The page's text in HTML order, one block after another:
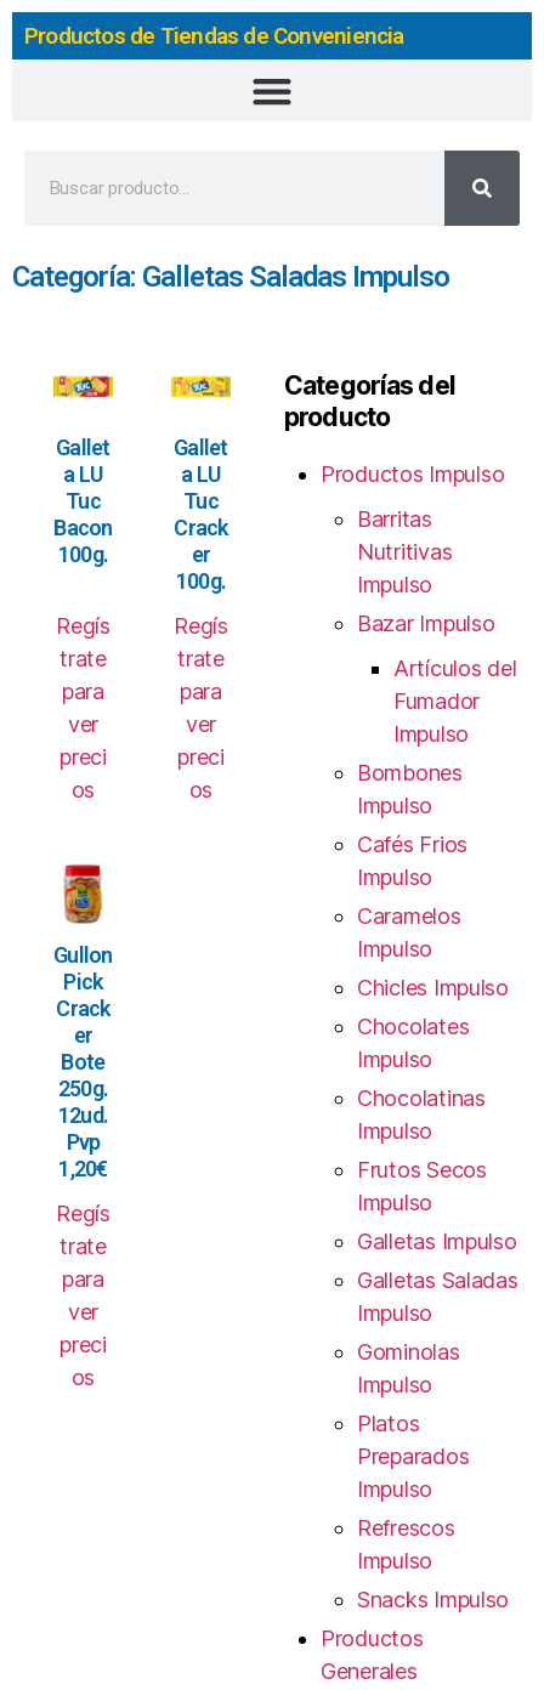
Productos de Tiendas de Conveniencia
Categoría: Galletas Saladas Impulso
Gallet
a LU
Tuc
Bacon
100g.
Regís
trate
para
ver
preci
os
Gallet
a LU
Tuc
Crack
er
100g.
Regís
trate
para
ver
preci
os
Gullon
Pick
Crack
er
Bote
250g.
12ud.
Pvp
1,20€
Regís
trate
para
ver
preci
os
Categorías del
producto
Productos Impulso
Barritas
Nutritivas
Impulso
Bazar Impulso
Artículos del
Fumador
Impulso
Bombones
Impulso
Cafés Frios
Impulso
Caramelos
Impulso
Chicles Impulso
Chocolates
Impulso
Chocolatinas
Impulso
Frutos Secos
Impulso
Galletas Impulso
Galletas Saladas
Impulso
Gominolas
Impulso
Platos
Preparados
Impulso
Refrescos
Impulso
Snacks Impulso
Productos
Generales